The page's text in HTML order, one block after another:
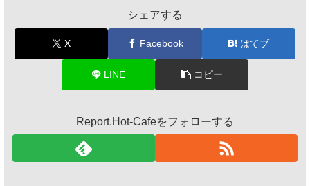
シェアする
X Facebook はてブ
LINE コピー
Report.Hot-Cafeをフォローする